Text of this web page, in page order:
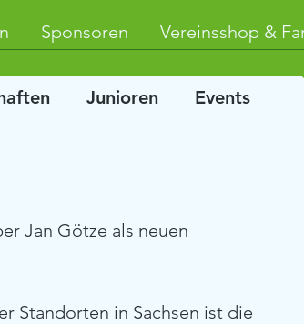
Sponsoren Vereinsshop &
Junioren Events
Jan Götze als neuen
Standorten in Sachsen ist die